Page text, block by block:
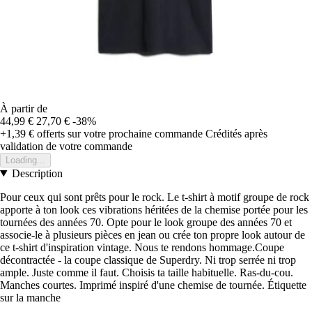
À partir de
44,99 € 27,70 € -38%
+1,39 € offerts sur votre prochaine commande Crédités après
validation de votre commande
Loading...
Description
Pour ceux qui sont prêts pour le rock. Le t-shirt à motif groupe de rock
apporte à ton look ces vibrations héritées de la chemise portée pour les
tournées des années 70. Opte pour le look groupe des années 70 et
associe-le à plusieurs pièces en jean ou crée ton propre look autour de
ce t-shirt d'inspiration vintage. Nous te rendons hommage.Coupe
décontractée - la coupe classique de Superdry. Ni trop serrée ni trop
ample. Juste comme il faut. Choisis ta taille habituelle. Ras-du-cou.
Manches courtes. Imprimé inspiré d'une chemise de tournée. Étiquette
sur la manche